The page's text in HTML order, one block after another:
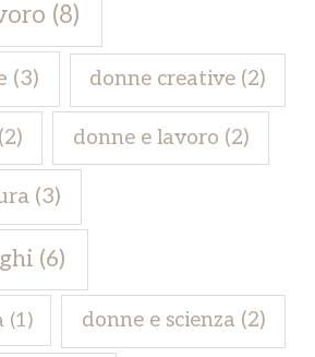
(8)
(3) donne creative (2)
(2) donne e lavoro (2)
(3)
(6)
(1) donne e scienza (2)